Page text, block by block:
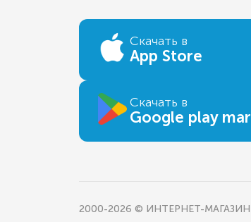
Скачать в
App Store
Скачать в
Google play
2000-2026 © ИНТЕРНЕТ-МАГАЗИН